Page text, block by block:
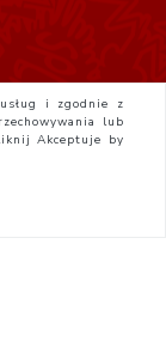
i zgodnie z
lub
Akceptuje by